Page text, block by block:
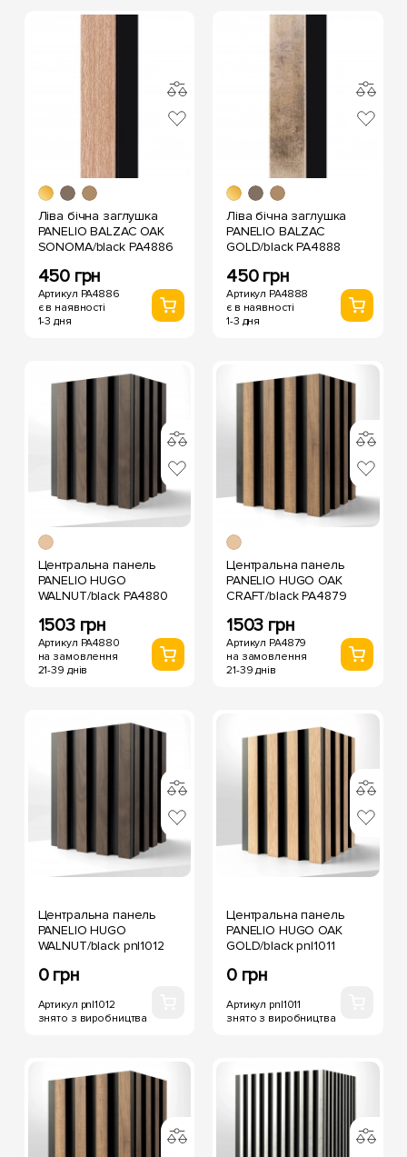
Ліва бічна заглушка
PANELIO BALZAC OAK
SONOMA/black PA4886
450 грн
Артикул PA4886
є в наявності
1-3 дня
Ліва бічна заглушка
PANELIO BALZAC
GOLD/black PA4888
450 грн
Артикул PA4888
є в наявності
1-3 дня
Центральна панель
PANELIO HUGO
WALNUT/black PA4880
1503 грн
Артикул PA4880
на замовлення
21-39 днів
Центральна панель
PANELIO HUGO OAK
CRAFT/black PA4879
1503 грн
Артикул PA4879
на замовлення
21-39 днів
Центральна панель
PANELIO HUGO
WALNUT/black pnl1012
0 грн
Артикул pnl1012
знято з виробництва
Центральна панель
PANELIO HUGO OAK
GOLD/black pnl1011
0 грн
Артикул pnl1011
знято з виробництва